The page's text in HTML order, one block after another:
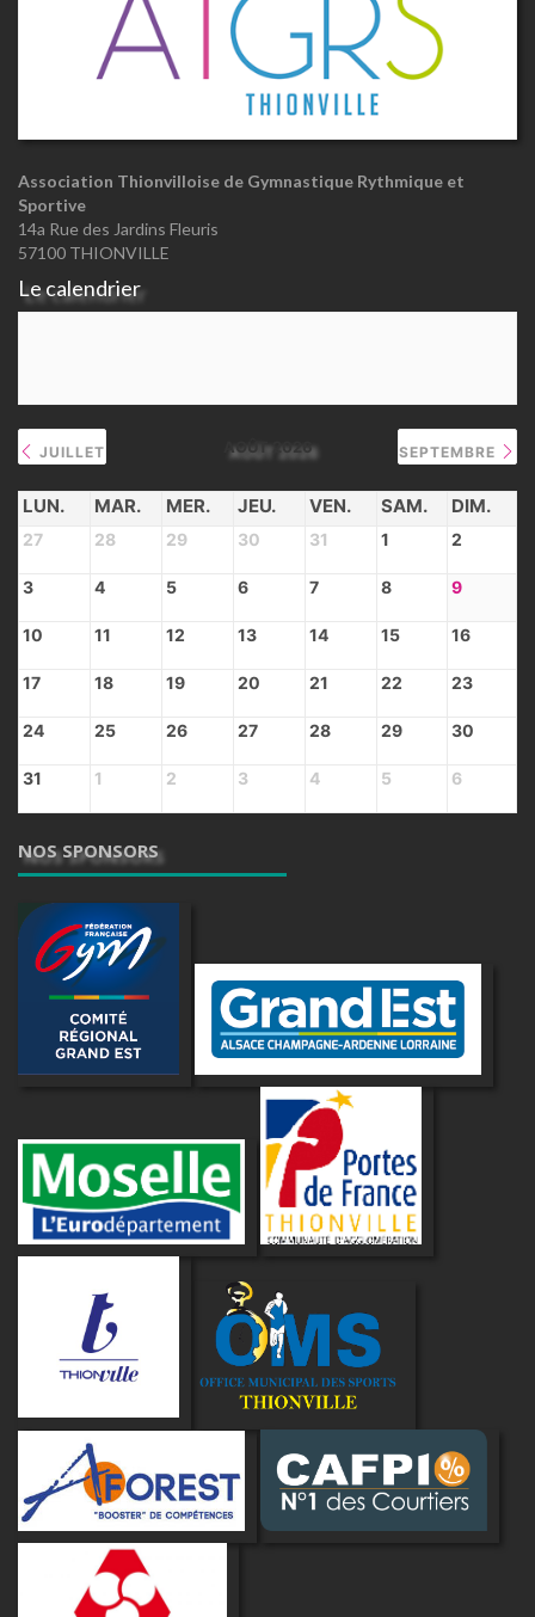
Association Thionvilloise de Gymnastique Rythmique et
Sportive
14a Rue des Jardins Fleuris
57100 THIONVILLE
Le calendrier
JUILLET AOÛT 2026 SEPTEMBRE
LUN. MAR. MER. JEU. VEN. SAM. DIM.
27 28 29 30 31 1 2
3 4 5 6 7 8 9
10 11 12 13 14 15 16
17 18 19 20 21 22 23
24 25 26 27 28 29 30
31 1 2 3 4 5 6
NOS SPONSORS